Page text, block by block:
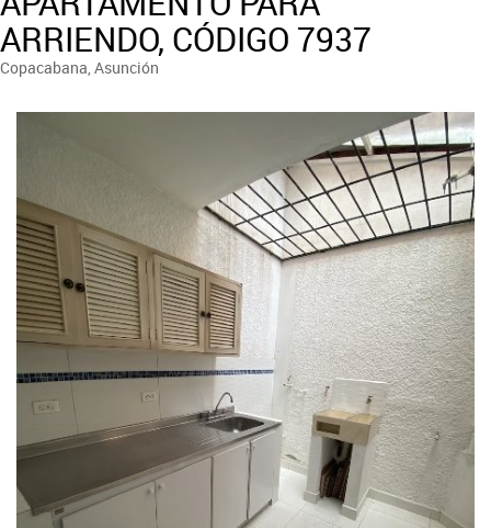
ARRIENDO, CÓDIGO 7937
Copacabana, Asunción